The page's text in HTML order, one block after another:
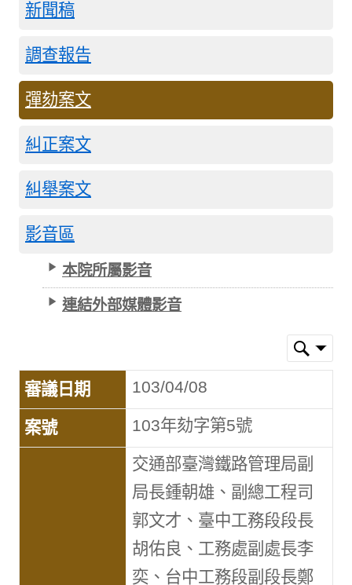
新聞稿
調查報告
彈劾案文
糾正案文
糾舉案文
影音區
本院所屬影音
連結外部媒體影音
103/04/08
103年劾字第5號
交通部臺灣鐵路管理局副
局長鍾朝雄、副總工程司
郭文才、臺中工務段段長
胡佑良、工務處副處長李
奕、台中工務段副段長鄭